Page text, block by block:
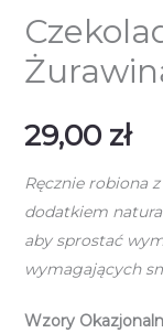
29,00 zł
Ręcznie robiona
dodatkiem
aby sprostać
wymagających
Wzory